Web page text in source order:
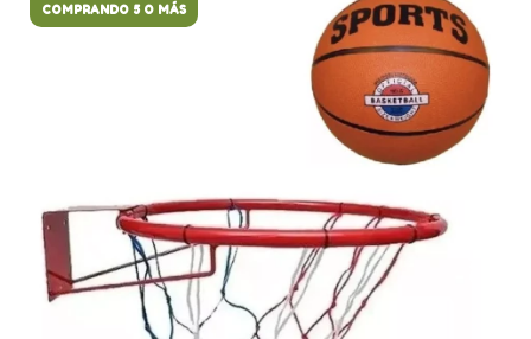
COMPRANDO 5 O MÁS